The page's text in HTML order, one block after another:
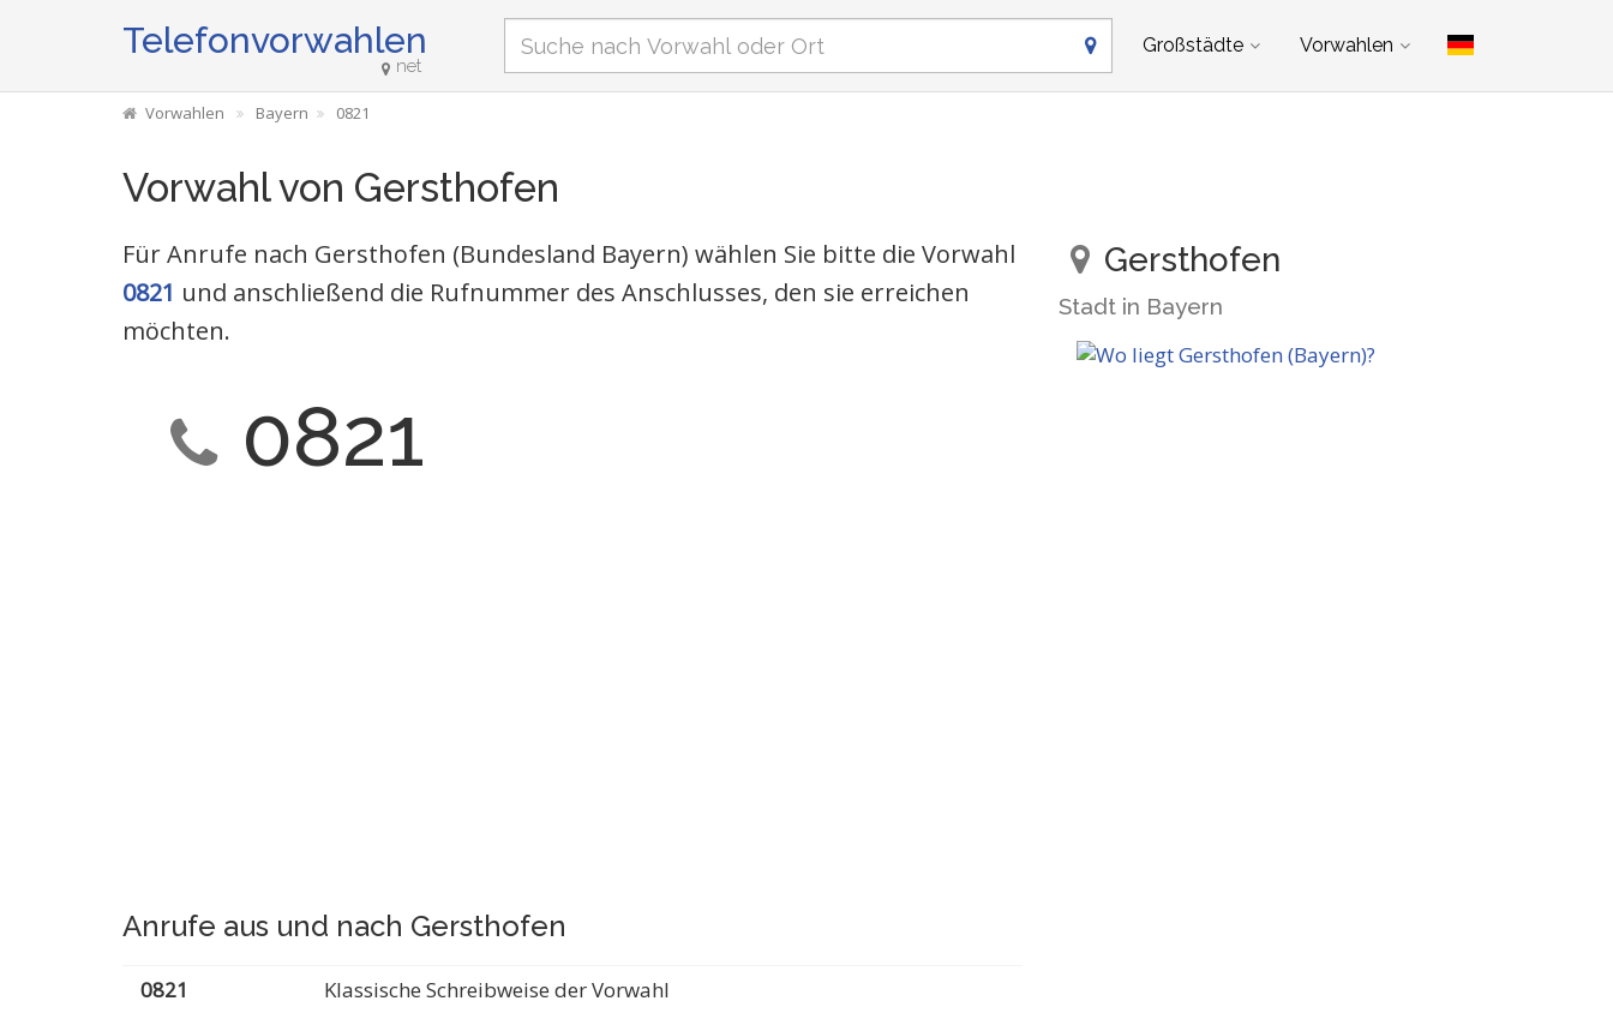
Telefonvorwahlen
net
Großstädte Vorwahlen
Vorwahlen Bayern 0821
Vorwahl von Gersthofen
Für Anrufe nach Gersthofen (Bundesland Bayern) wählen Sie bitte die Vorwahl
0821 und anschließend die Rufnummer des Anschlusses, den sie erreichen
möchten.
0821
Anrufe aus und nach Gersthofen
0821
Klassische Schreibweise der Vorwahl
Gersthofen
Stadt in Bayern